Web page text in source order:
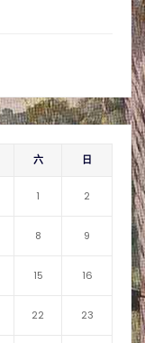
六 日
1 2
8 9
15 16
22 23